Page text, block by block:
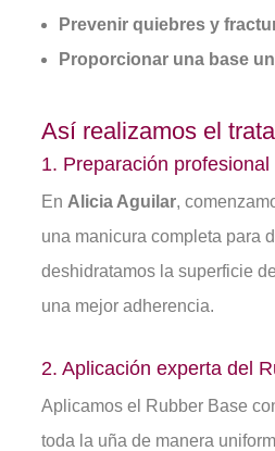
Prevenir quiebres y
Proporcionar una base
Así realizamos el
1. Preparación profesional
En Alicia Aguilar,
una manicura completa para
deshidratamos la superficie
una mejor adherencia.
2. Aplicación experta del
Aplicamos el Rubber Base
toda la uña de manera